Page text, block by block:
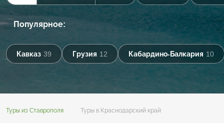
Популярное:
Кавказ 39 Грузия 12 Кабардино-Балкария 10
Туры из Ставрополя Туры в Краснодарский край